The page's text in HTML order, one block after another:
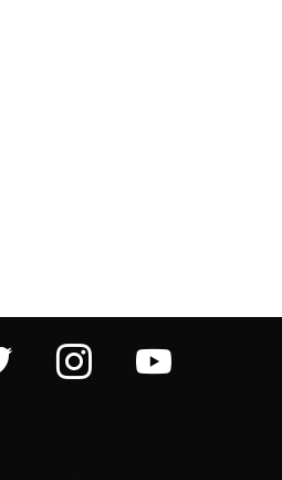
twitter instagram youtube